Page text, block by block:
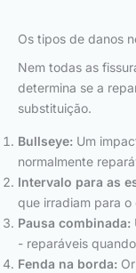
Os tipos de danos
Nem todas as
determina se a
substituição.
Bullseye: Um
normalmente
Intervalo para as
que irradiam para
Pausa combinada:
- reparáveis
Fenda na borda: